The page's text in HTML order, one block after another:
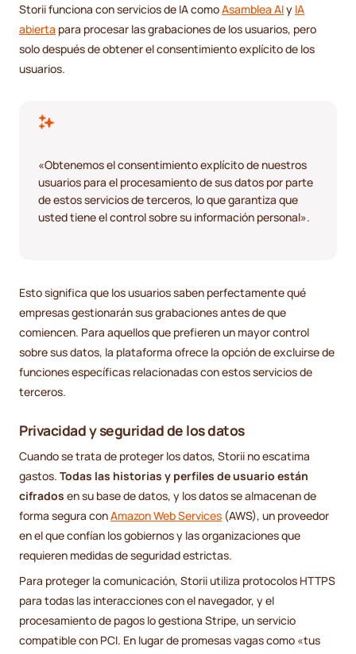
Storii funciona con servicios de IA comoAsamblea AIy IA
abierta para procesar las grabaciones de los usuarios, pero
solo después de obtener el consentimiento explícito de los
usuarios.
«Obtenemos el consentimiento explícito de nuestros
usuarios para el procesamiento de sus datos por parte
de estos servicios de terceros, lo que garantiza que
usted tiene el control sobre su información personal».
Esto significa que los usuarios saben perfectamente qué
empresas gestionarán sus grabaciones antes de que
comiencen. Para aquellos que prefieren un mayor control
sobre sus datos, la plataforma ofrece la opción de excluirse de
funciones específicas relacionadas con estos servicios de
terceros.
Privacidad y seguridad de los datos
Cuando se trata de proteger los datos, Storii no escatima
gastos. Todas las historias y perfiles de usuario están
cifrados en su base de datos, y los datos se almacenan de
forma segura conAmazon Web Services (AWS), un proveedor
en el que confían los gobiernos y las organizaciones que
requieren medidas de seguridad estrictas.
Para proteger la comunicación, Storii utiliza protocolos HTTPS
para todas las interacciones con el navegador, y el
procesamiento de pagos lo gestiona Stripe, un servicio
compatible con PCI. En lugar de promesas vagas como «tus